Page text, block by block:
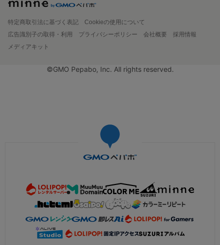
特定商取引法に基づく表記
Cookieの使用について
広告識別子の取得・利用
プライバシーポリシー 会社概要
採用情報
メディアキット
©GMO Pepabo, Inc. All rights reserved.